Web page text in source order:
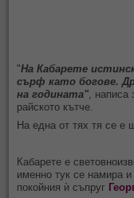
"На Кабарете
сърф като богове.
на годината", написа
райското кътче.
На една от тях тя се е
Кабарете е
именно тук се намира
покойния ѝ съпруг